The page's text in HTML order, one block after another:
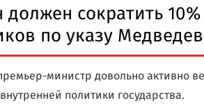
сократить 10%
по указу
министр довольно активно
политики государства.